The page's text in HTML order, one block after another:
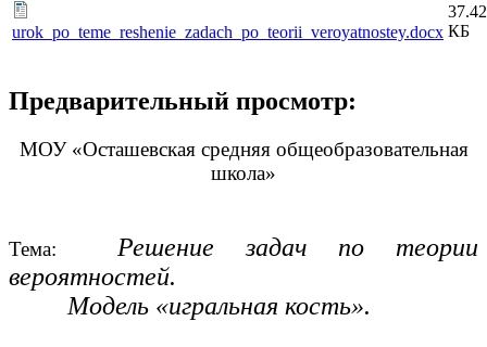
urok_po_teme_reshenie_zadach_po_teorii_veroyatnostey.docx
37.42
КБ
Предварительный просмотр:
МОУ «Осташевская средняя общеобразовательная
школа»
Тема: Решение задач по теории
вероятностей.
Модель «игральная кость».